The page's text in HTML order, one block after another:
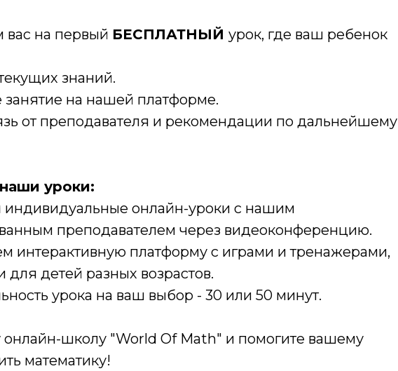
на первый БЕСПЛАТНЫЙ урок, где ваш ребенок
знаний.
на нашей платформе.
от преподавателя и рекомендации по дальнейшему
уроки:
онлайн-уроки с нашим
преподавателем через видеоконференцию.
интерактивную платформу с играми и тренажерами,
детей разных возрастов.
урока на ваш выбор - 30 или 50 минут.
школу "World Of Math" и помогите вашему
математику!